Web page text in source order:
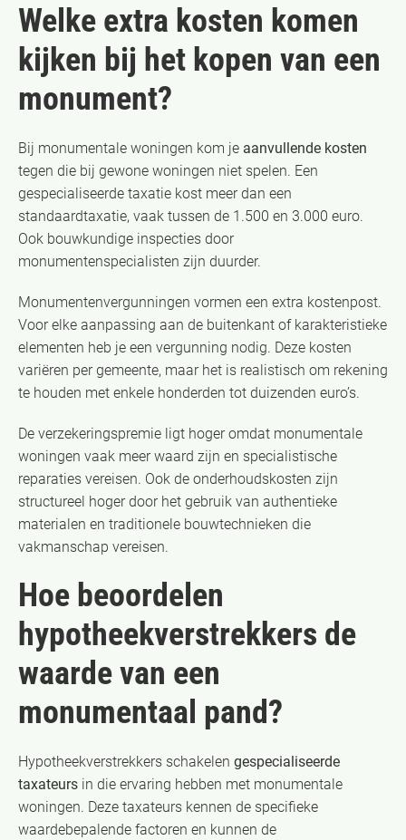
Welke extra kosten komen
kijken bij het kopen van een
monument?
Bij monumentale woningen kom je aanvullende kosten
tegen die bij gewone woningen niet spelen. Een
gespecialiseerde taxatie kost meer dan een
standaardtaxatie, vaak tussen de 1.500 en 3.000 euro.
Ook bouwkundige inspecties door
monumentenspecialisten zijn duurder.
Monumentenvergunningen vormen een extra kostenpost.
Voor elke aanpassing aan de buitenkant of karakteristieke
elementen heb je een vergunning nodig. Deze kosten
variëren per gemeente, maar het is realistisch om rekening
te houden met enkele honderden tot duizenden euro’s.
De verzekeringspremie ligt hoger omdat monumentale
woningen vaak meer waard zijn en specialistische
reparaties vereisen. Ook de onderhoudskosten zijn
structureel hoger door het gebruik van authentieke
materialen en traditionele bouwtechnieken die
vakmanschap vereisen.
Hoe beoordelen
hypotheekverstrekkers de
waarde van een
monumentaal pand?
Hypotheekverstrekkers schakelen gespecialiseerde
taxateurs in die ervaring hebben met monumentale
woningen. Deze taxateurs kennen de specifieke
waardebepalende factoren en kunnen de